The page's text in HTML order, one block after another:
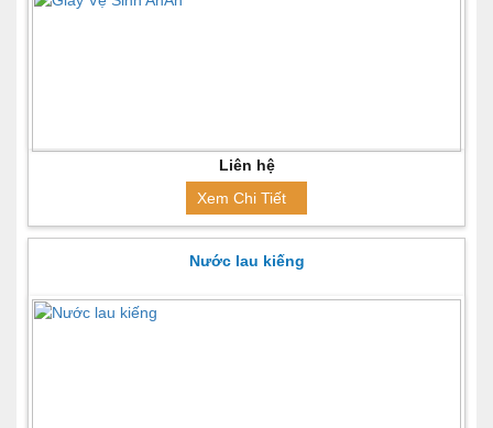
Liên hệ
Xem Chi Tiết
Nước lau kiếng